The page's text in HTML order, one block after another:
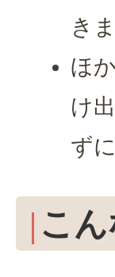
き
ほ
け
ず
こ